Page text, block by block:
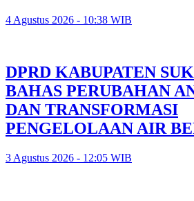
4 Agustus 2026 - 10:38 WIB
DPRD KABUPATEN
BAHAS PERUBAHAN
DAN TRANSFORMASI
PENGELOLAAN AIR
3 Agustus 2026 - 12:05 WIB